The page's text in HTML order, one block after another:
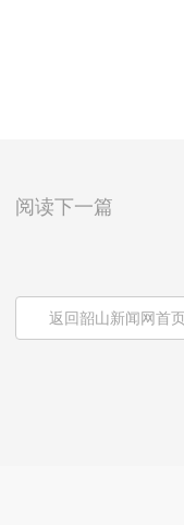
阅读下一篇
返回韶山新闻网首页